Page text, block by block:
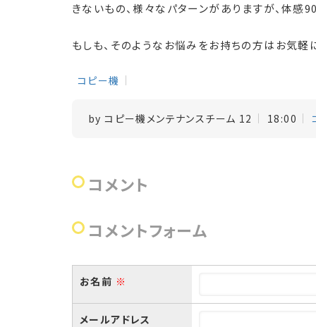
きないもの、様々なパターンがありますが、体感
もしも、そのようなお悩みをお持ちの方はお気軽
コピー機
byコピー機メンテナンスチーム 12 18:00
コメント
コメントフォーム
お名前 ※
メールアドレス